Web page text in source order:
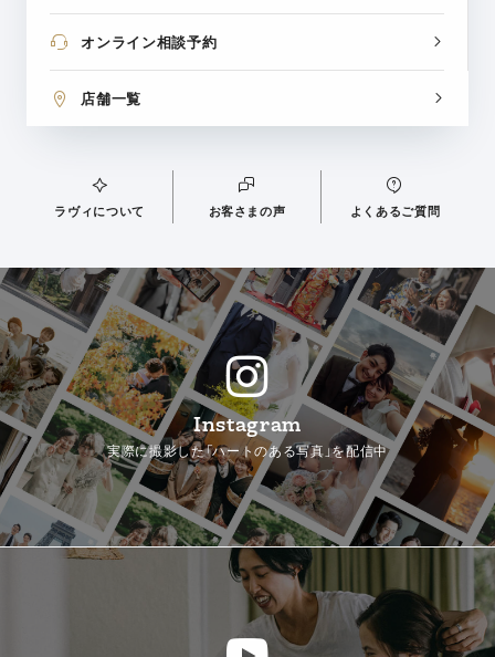
オンライン相談予約
店舗一覧
ラヴィについて お客さまの声 よくあるご質問
Instagram
実際に撮影した「ハートのある写真」を配信中